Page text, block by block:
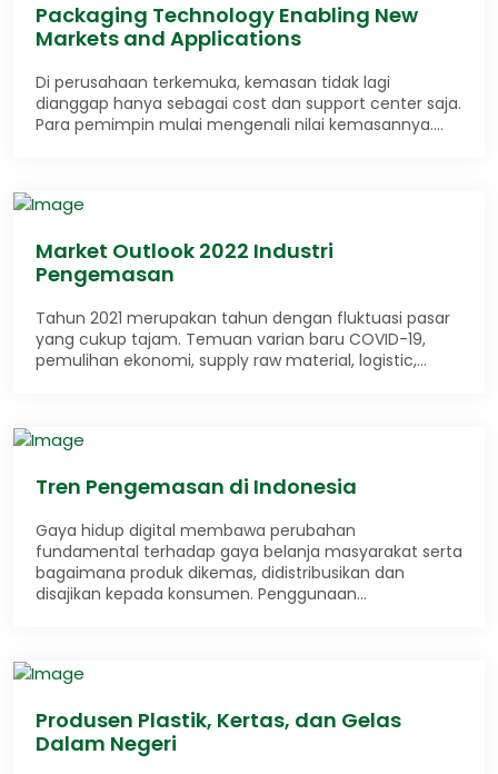
Packaging Technology Enabling New
Markets and Applications
Di perusahaan terkemuka, kemasan tidak lagi
dianggap hanya sebagai cost dan support center saja.
Para pemimpin mulai mengenali nilai kemasannya….
Market Outlook 2022 Industri
Pengemasan
Tahun 2021 merupakan tahun dengan fluktuasi pasar
yang cukup tajam. Temuan varian baru COVID-19,
pemulihan ekonomi, supply raw material, logistic,…
Tren Pengemasan di Indonesia
Gaya hidup digital membawa perubahan
fundamental terhadap gaya belanja masyarakat serta
bagaimana produk dikemas, didistribusikan dan
disajikan kepada konsumen. Penggunaan…
Produsen Plastik, Kertas, dan Gelas
Dalam Negeri